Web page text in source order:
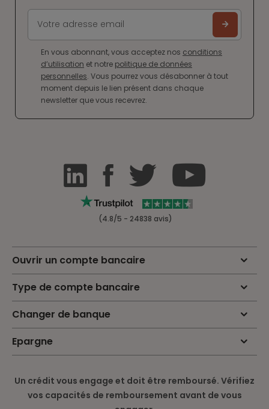
En vous abonnant, vous acceptez nos conditions
d’utilisation et notre politique de données
personnelles. Vous pourrez vous désabonner à tout
moment depuis le lien présent dans chaque
newsletter que vous recevrez.
(4.8/5 - 24838 avis)
Ouvrir un compte bancaire
Type de compte bancaire
Changer de banque
Epargne
Un crédit vous engage et doit être remboursé. Vérifiez
vos capacités de remboursement avant de vous